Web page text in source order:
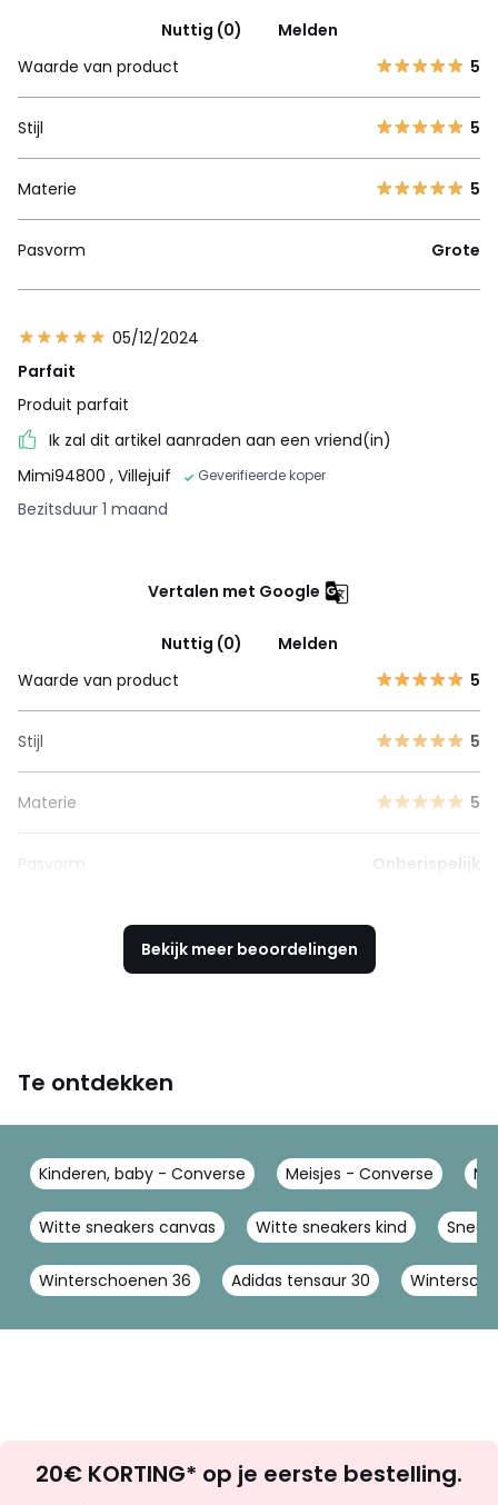
Nuttig (0)
Melden
Waarde van product
5
Stijl 5
Materie 5
Pasvorm Grote
05/12/2024
Parfait
Produit parfait
Ik zal dit artikel aanraden aan een vriend(in)
Mimi94800 , Villejuif Geverifieerde koper
Bezitsduur 1 maand
Vertalen met Google
Nuttig (0)
Melden
Waarde van product
5
Stijl 5
Materie 5
Pasvorm Onberispelijk
Bekijk meer beoordelingen
Te ontdekken
Kinderen, baby - Converse Meisjes - Converse
Witte sneakers canvas Witte sneakers kind
Winterschoenen 36 Adidas tensaur 30
zoek
20€ KORTING* op je eerste bestelling.